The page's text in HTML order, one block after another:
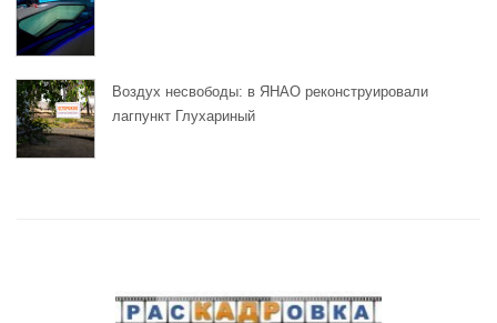
Воздух несвободы: в ЯНАО реконструировали
лагпункт Глухариный